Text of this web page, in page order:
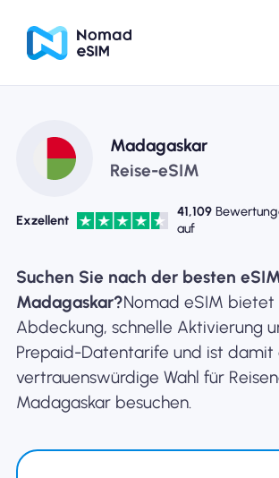
Anmelden /
Registrieren
Shop-Tarife
Über eSIM
Madagaskar
Reise-eSIM
Exzellent
41,109
auf
Suchen Sie nach der besten
Madagaskar?Nomad eSIM bietet
Abdeckung, schnelle Aktivierung
Prepaid-Datentarife und ist damit
vertrauenswürdige Wahl für
Madagaskar besuchen.